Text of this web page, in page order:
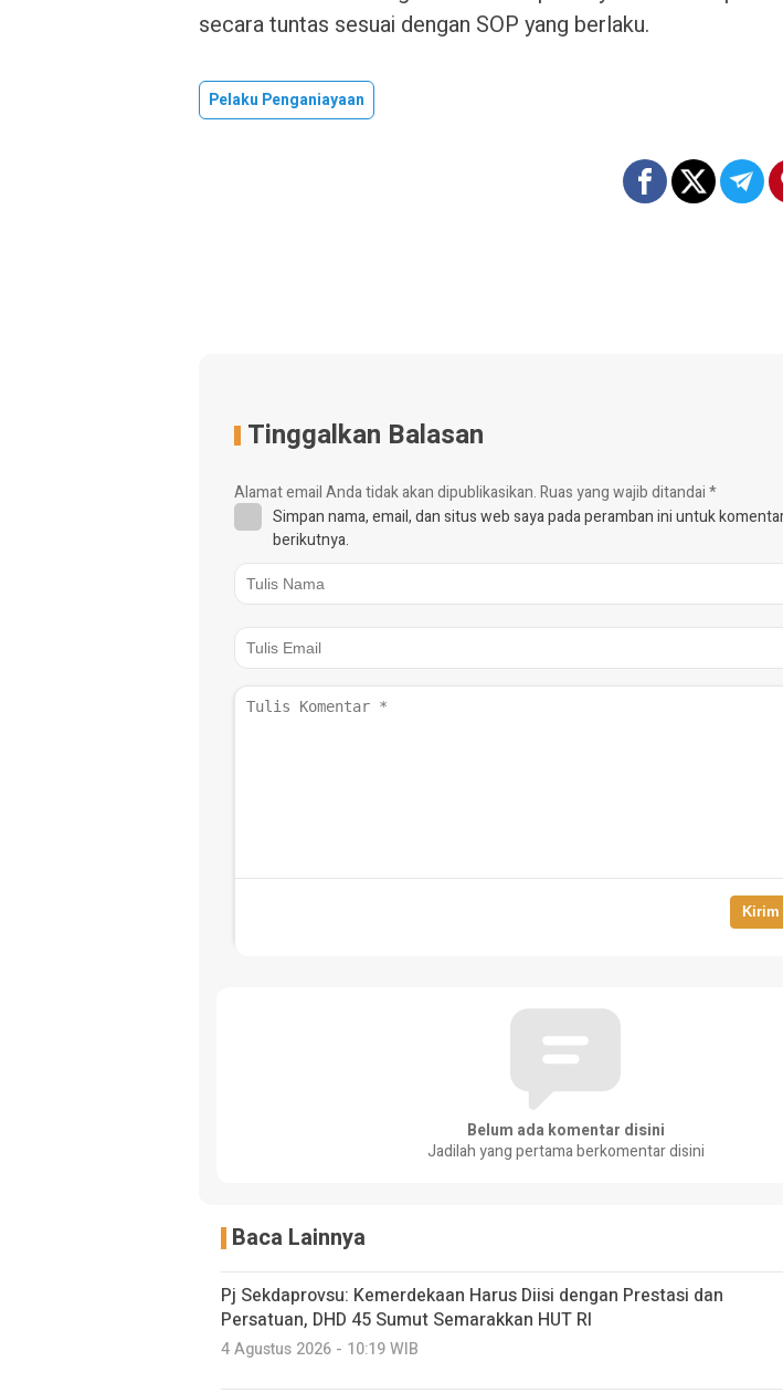
secara tuntas sesuai dengan SOP yang berlaku.
Pelaku Penganiayaan
Tinggalkan Balasan
Alamat email Anda tidak akan dipublikasikan.Ruas yang wajib ditandai*
Simpan nama, email, dan situs web saya pada peramban ini untuk
berikutnya.
Belum ada komentar disini
Jadilah yang pertama berkomentar disini
Baca Lainnya
Pj Sekdaprovsu: Kemerdekaan Harus Diisi dengan Prestasi dan
Persatuan, DHD 45 Sumut Semarakkan HUT RI
4 Agustus 2026 - 10:19 WIB